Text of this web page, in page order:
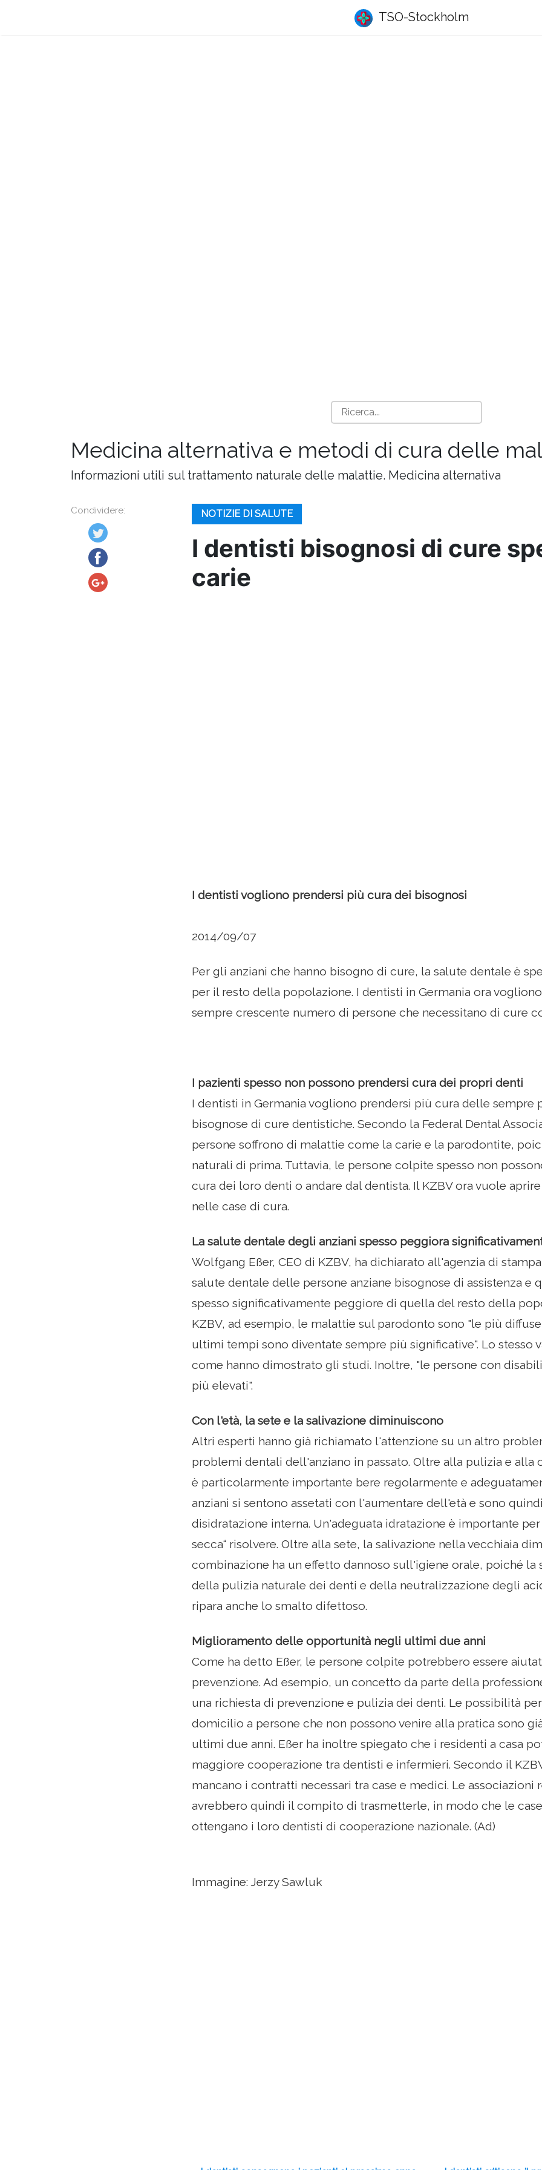
TSO-Stockholm
Medicina alternativa e metodi di cura delle
Informazioni utili sul trattamento naturale delle malattie. Medicina alternativa
Condividere: NOTIZIE DI SALUTE
I dentisti bisognosi di cure
carie
I dentisti vogliono prendersi più cura dei bisognosi
2014/09/07
Per gli anziani che hanno bisogno di cure, la salute dentale è
per il resto della popolazione. I dentisti in Germania ora
sempre crescente numero di persone che necessitano di cure
I pazienti spesso non possono prendersi cura dei propri denti
I dentisti in Germania vogliono prendersi più cura delle sempre
bisognose di cure dentistiche. Secondo la Federal Dental
persone soffrono di malattie come la carie e la parodontite,
naturali di prima. Tuttavia, le persone colpite spesso non
cura dei loro denti o andare dal dentista. Il KZBV ora vuole
nelle case di cura.
La salute dentale degli anziani spesso peggiora
Wolfgang Eßer, CEO di KZBV, ha dichiarato all'agenzia di
salute dentale delle persone anziane bisognose di assistenza e
spesso significativamente peggiore di quella del resto della
KZBV, ad esempio, le malattie sul parodonto sono "le più
ultimi tempi sono diventate sempre più significative". Lo stesso
come hanno dimostrato gli studi. Inoltre, "le persone con
più elevati".
Con l'età, la sete e la salivazione diminuiscono
Altri esperti hanno già richiamato l'attenzione su un altro
problemi dentali dell'anziano in passato. Oltre alla pulizia e alla
è particolarmente importante bere regolarmente e
anziani si sentono assetati con l'aumentare dell'età e sono
disidratazione interna. Un'adeguata idratazione è importante
secca“ risolvere. Oltre alla sete, la salivazione nella vecchiaia
combinazione ha un effetto dannoso sull'igiene orale, poiché la
della pulizia naturale dei denti e della neutralizzazione degli
ripara anche lo smalto difettoso.
Miglioramento delle opportunità negli ultimi due anni
Come ha detto Eßer, le persone colpite potrebbero essere
prevenzione. Ad esempio, un concetto da parte della
una richiesta di prevenzione e pulizia dei denti. Le possibilità
domicilio a persone che non possono venire alla pratica sono
ultimi due anni. Eßer ha inoltre spiegato che i residenti a casa
maggiore cooperazione tra dentisti e infermieri. Secondo il
mancano i contratti necessari tra case e medici. Le associazioni
avrebbero quindi il compito di trasmetterle, in modo che le
ottengano i loro dentisti di cooperazione nazionale. (Ad)
Immagine: Jerzy Sawluk